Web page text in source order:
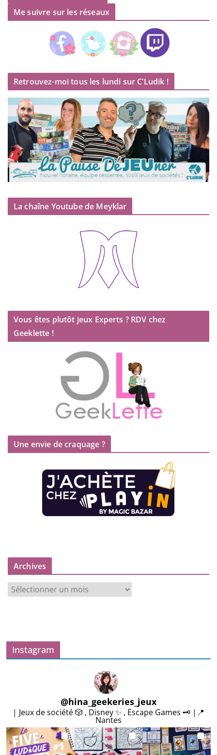
Me suivre sur les réseaux
Retrouvez-moi tous les lundi sur C’Ludik !
La chaîne Youtube de Meyklar
Vous êtes plutôt jeux Experts ? RDV chez
Geeklette !
Une envie de craquage ?
Archives
r
e
Instagram
@hina_geekeries_jeux
| Jeux de société 🎲 , Disney ✨ , Escape Games 🗝️ |📍
Nantes